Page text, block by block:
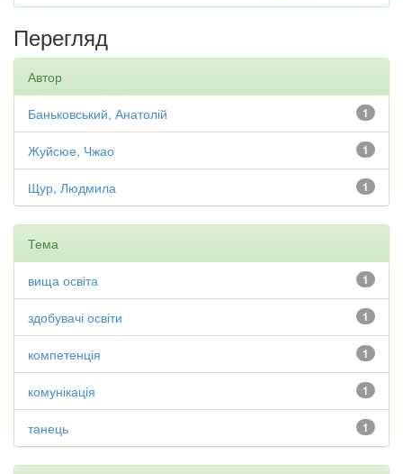
Перегляд
Автор
1
Баньковський, Анатолій
1
Жуйсюе, Чжао
1
Щур, Людмила
Тема
1
вища освіта
1
здобувачі освіти
1
компетенція
1
комунікація
1
танець